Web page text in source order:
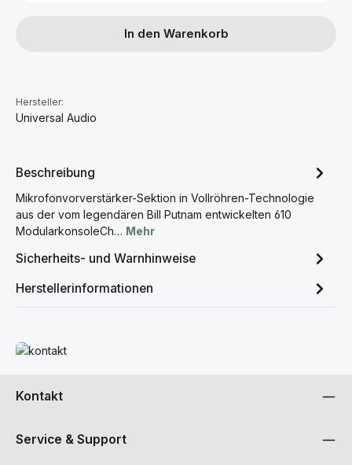
In den Warenkorb
Hersteller:
Universal Audio
Beschreibung
Mikrofonvorverstärker-Sektion in Vollröhren-Technologie
aus der vom legendären Bill Putnam entwickelten 610
ModularkonsoleCh… Mehr
Sicherheits- und Warnhinweise
Herstellerinformationen
Mehr erfahren
Kontakt
Service & Support